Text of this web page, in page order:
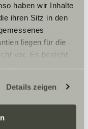
haben wir Inhalte
ihren Sitz in den
liegen für die
vor. Es besteht
diesen
Daten für
Daten
finden Sie hier:
Details zeigen